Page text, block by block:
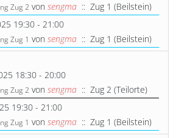
Zug 2 von sengma :: Zug 1 (Beilstein)
19:30 - 21:00
Zug 1 von sengma :: Zug 1 (Beilstein)
18:30 - 20:00
Zug 2 von sengma :: Zug 2 (Teilorte)
19:30 - 21:00
Zug 1 von sengma :: Zug 1 (Beilstein)